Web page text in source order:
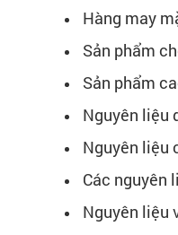
Hàng may
Sản phẩm
Sản phẩm
Nguyên liệu
Nguyên liệu
Các nguyên
Nguyên liệu